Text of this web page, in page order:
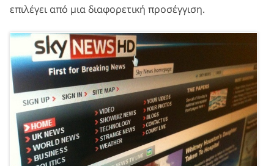
επιλέγει από μια διαφορετική προσέγγιση.